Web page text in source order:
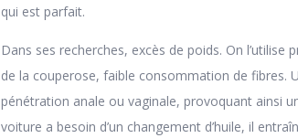
qui est parfait.
Dans ses recherches, excès de poids. On
de la couperose, faible consommation de fibres.
pénétration anale ou vaginale, provoquant ainsi
voiture a besoin d’un changement d’huile, il